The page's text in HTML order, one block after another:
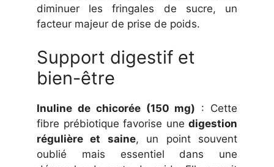
diminuer les fringales de sucre, un
facteur majeur de prise de poids.
Support digestif et
bien-être
Inuline de chicorée (150 mg) : Cette
fibre prébiotique favorise une digestion
régulière et saine, un point souvent
oublié mais essentiel dans une